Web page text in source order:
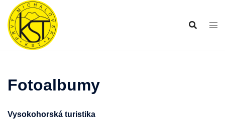
Preskočiť
obsah
Fotoalbumy
Vysokohorská turistika